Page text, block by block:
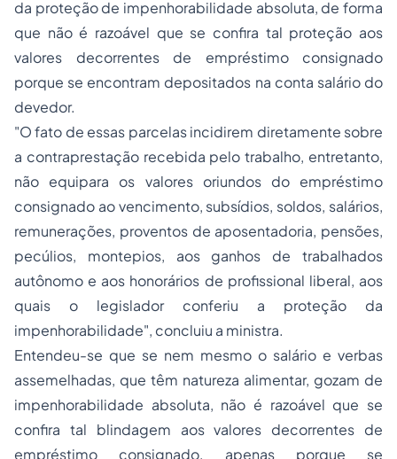
da proteção de impenhorabilidade absoluta, de forma
que não é razoável que se confira tal proteção aos
valores decorrentes de empréstimo consignado
porque se encontram depositados na conta salário do
devedor.
"O fato de essas parcelas incidirem diretamente sobre
a contraprestação recebida pelo trabalho, entretanto,
não equipara os valores oriundos do empréstimo
consignado ao vencimento, subsídios, soldos, salários,
remunerações, proventos de aposentadoria, pensões,
pecúlios, montepios, aos ganhos de trabalhados
autônomo e aos honorários de profissional liberal, aos
quais o legislador conferiu a proteção da
impenhorabilidade", concluiu a ministra.
Entendeu-se que se nem mesmo o salário e verbas
assemelhadas, que têm natureza alimentar, gozam de
impenhorabilidade absoluta, não é razoável que se
confira tal blindagem aos valores decorrentes de
empréstimo consignado, apenas porque se